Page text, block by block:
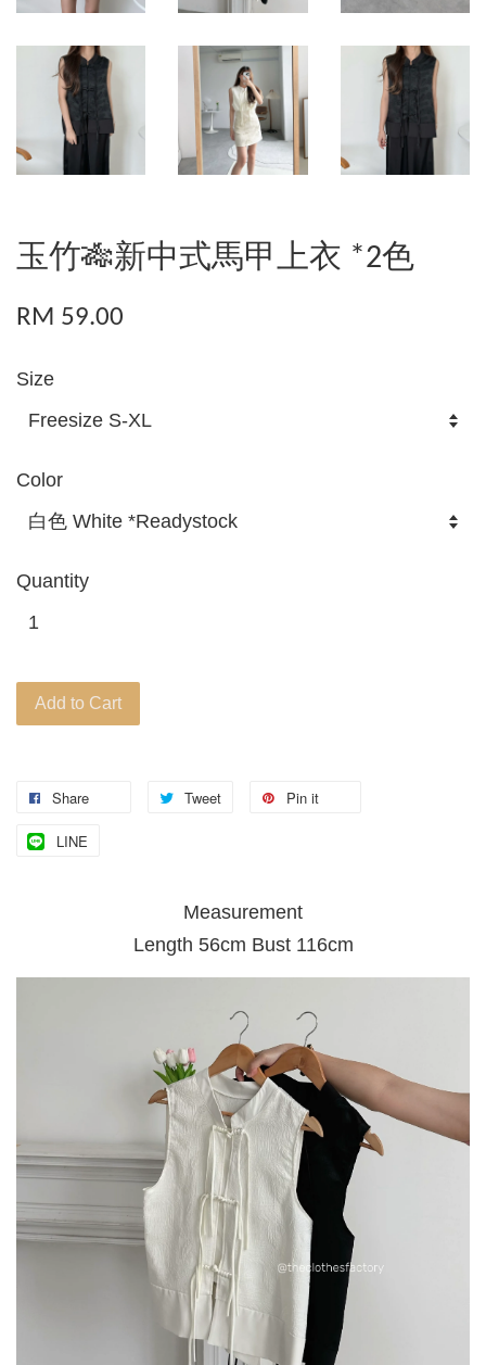
玉竹🎋新中式馬甲上衣 *2色
RM 59.00
Size
Color
Quantity
Add to Cart
Share Tweet Pin it
LINE
Measurement
Length 56cm Bust 116cm